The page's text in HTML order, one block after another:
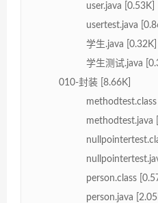
user.java [0.53K]
usertest.java
学生.java [0.32K]
学生测试.java
010-封装 [8.66K]
methodtest.class
methodtest.java
person.class
person.java